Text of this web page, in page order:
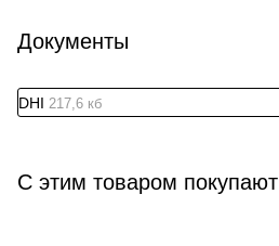
Документы
DHI 217,6 кб
С этим товаром покупают